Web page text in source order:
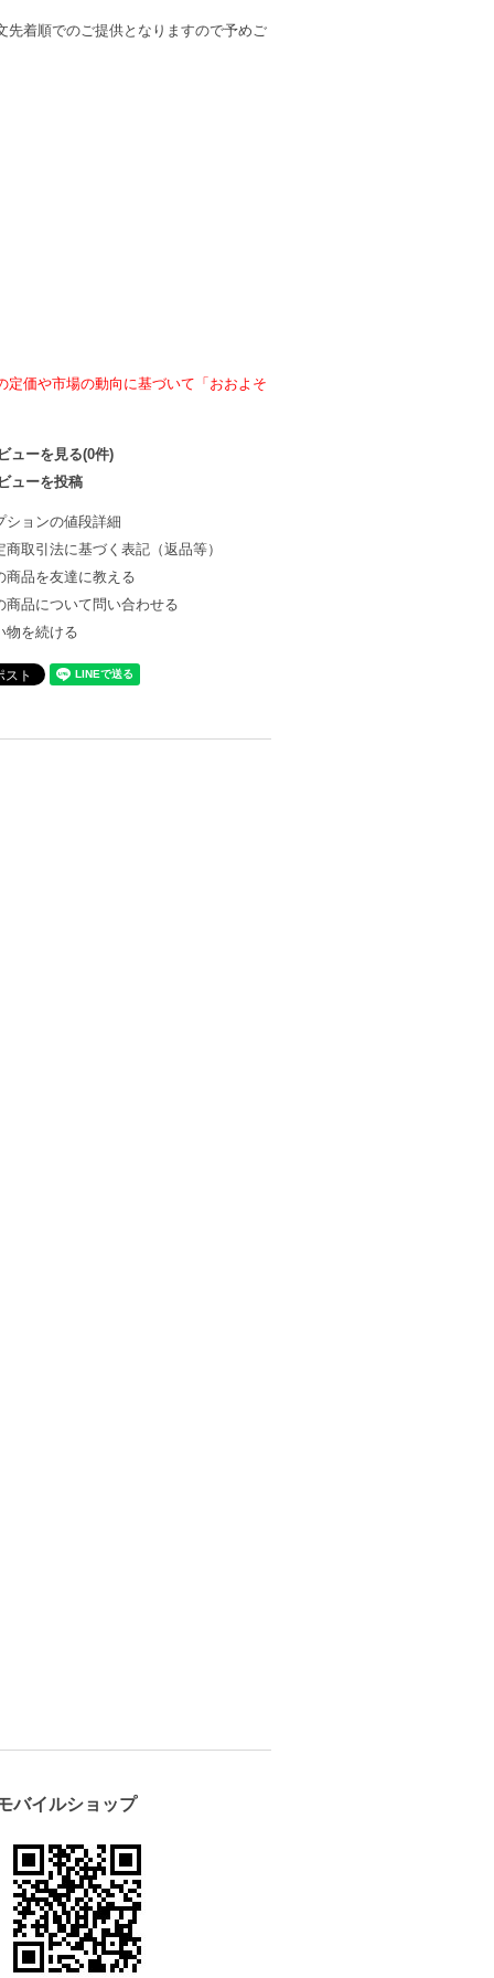
先着順でのご提供となりますので予めご
価や市場の動向に基づいて「おおよそ
ューを見る(0件)
ューを投稿
ションの値段詳細
商取引法に基づく表記（返品等）
商品を友達に教える
商品について問い合わせる
物を続ける
バイルショップ